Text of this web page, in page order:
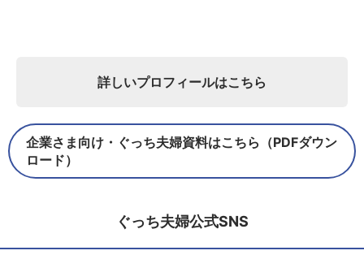
詳しいプロフィールはこちら
企業さま向け・ぐっち夫婦資料はこちら（PDFダウン
ロード）
ぐっち夫婦公式SNS